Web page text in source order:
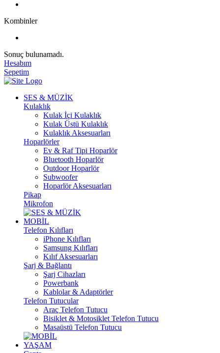
Kombinler
Sonuç bulunamadı.
Hesabım
Sepetim
SES & MÜZİK
Kulaklık
Kulak İçi Kulaklık
Kulak Üstü Kulaklık
Kulaklık Aksesuarları
Hoparlörler
Ev & Raf Tipi Hoparlör
Bluetooth Hoparlör
Outdoor Hoparlör
Subwoofer
Hoparlör Aksesuarları
Pikap
Mikrofon
MOBİL
Telefon Kılıfları
iPhone Kılıfları
Samsung Kılıfları
Kılıf Aksesuarları
Şarj & Bağlantı
Şarj Cihazları
Powerbank
Kablolar & Adaptörler
Telefon Tutucular
Araç Telefon Tutucu
Bisiklet & Motosiklet Telefon Tutucu
Masaüstü Telefon Tutucu
YAŞAM